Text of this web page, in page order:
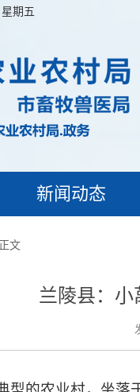
期五
新闻动态
正文
兰陵县：小